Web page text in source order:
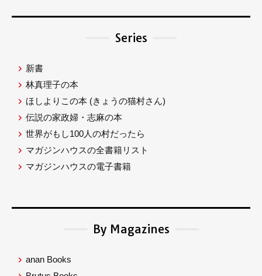
Series
新書
林真理子の本
ほしよりこの本 (きょうの猫村さん)
伝説の家政婦・志麻の本
世界がもし100人の村だったら
マガジンハウスの全書籍リスト
マガジンハウスの電子書籍
By Magazines
anan Books